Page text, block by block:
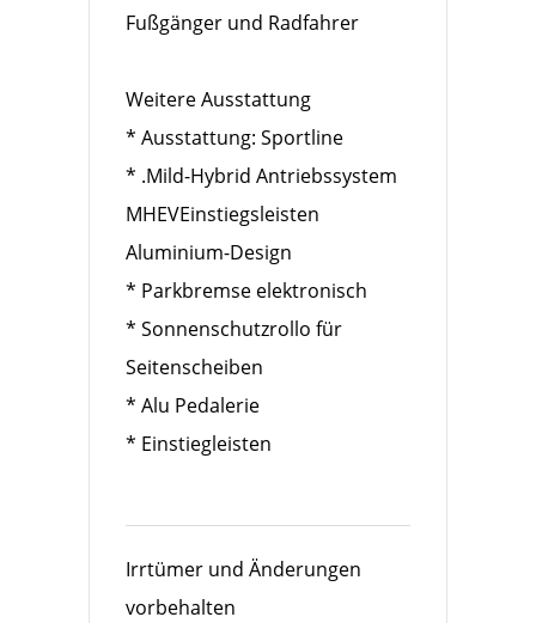
Fußgänger und Radfahrer
Weitere Ausstattung
* Ausstattung: Sportline
* .Mild-Hybrid Antriebssystem
MHEVEinstiegsleisten
Aluminium-Design
* Parkbremse elektronisch
* Sonnenschutzrollo für
Seitenscheiben
* Alu Pedalerie
* Einstiegleisten
Irrtümer und Änderungen
vorbehalten